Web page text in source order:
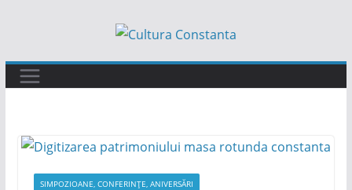
conținut
SIMPOZIOANE, CONFERINȚE, ANIVERSĂRI